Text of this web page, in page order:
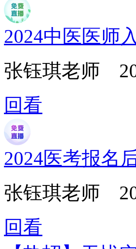
2024中医医师
张钰琪老师
回看
2024医考报名
张钰琪老师
回看